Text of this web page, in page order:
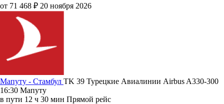
от 71 468 ₽ 20 ноября 2026
Мапуту - Стамбул TK 39 Турецкие Авиалинии Airbus A330-300
16:30 Мапуту
в пути 12 ч 30 мин Прямой рейс